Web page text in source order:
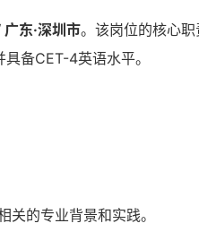
东·深圳市。该岗位的核心
备CET-4英语水平。
的专业背景和实践。